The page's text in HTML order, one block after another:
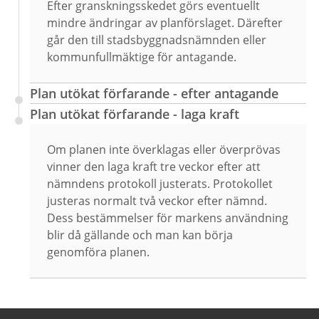
Efter granskningsskedet görs eventuellt
mindre ändringar av planförslaget. Därefter
går den till stadsbyggnadsnämnden eller
kommunfullmäktige för antagande.
Plan utökat förfarande - efter antagande
Plan utökat förfarande - laga kraft
Om planen inte överklagas eller överprövas
vinner den laga kraft tre veckor efter att
nämndens protokoll justerats. Protokollet
justeras normalt två veckor efter nämnd.
Dess bestämmelser för markens användning
blir då gällande och man kan börja
genomföra planen.